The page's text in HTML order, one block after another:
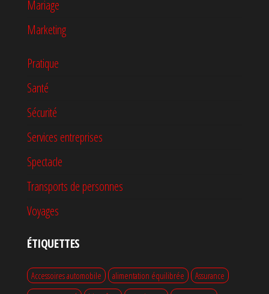
Mariage
Marketing
Pratique
Santé
Sécurité
Services entreprises
Spectacle
Transports de personnes
Voyages
ÉTIQUETTES
Accessoires automobile alimentation équilibrée
Assurance